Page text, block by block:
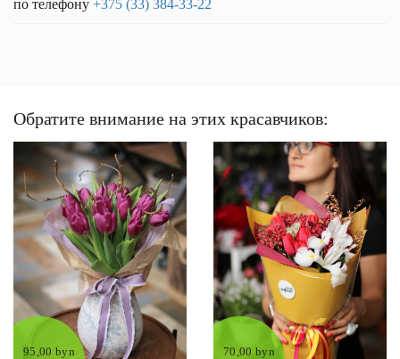
по телефону +375 (33) 384-33-22
Обратите внимание на этих красавчиков:
95,00 byn 70,00 byn